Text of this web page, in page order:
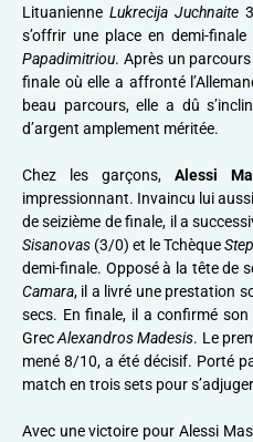
Lituanienne Lukrecija Juchnaite
s’offrir une place en demi-
Papadimitriou. Après un
finale où elle a affronté
beau parcours, elle a dû
d’argent amplement méritée.
Chez les garçons, Alessi
impressionnant. Invaincu lui
de seizième de finale, il a
Sisanovas (3/0) et le Tchèque
demi-finale. Opposé à la tête de
Camara, il a livré une prestation
secs. En finale, il a confirmé
GrecAlexandros Madesis. Le
mené 8/10, a été décisif. Porté
match en trois sets pour
Avec une victoire pour Alessi